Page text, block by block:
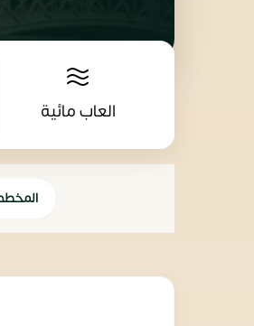
العاب مائية